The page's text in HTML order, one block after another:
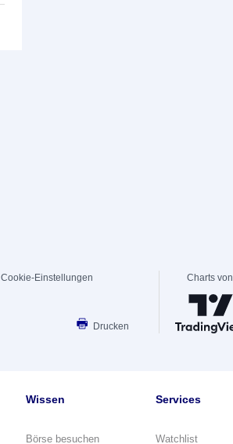
Cookie-Einstellungen
Drucken
Charts von
Wissen
Börse besuchen
Services
Watchlist